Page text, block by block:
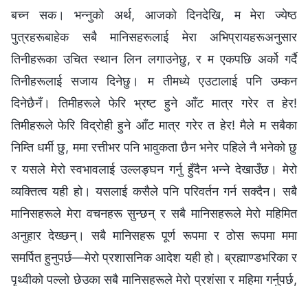
बच्न सक। भन्नुको अर्थ, आजको दिनदेखि, म मेरा ज्येष्ठ
पुत्रहरूबाहेक सबै मानिसहरूलाई मेरा अभिप्रायहरूअनुसार
तिनीहरूका उचित स्थान लिन लगाउनेछु, र म एकपछि अर्को गर्दै
तिनीहरूलाई सजाय दिनेछु। म तीमध्ये एउटालाई पनि उम्कन
दिनेछैनँ। तिमीहरूले फेरि भ्रष्ट हुने आँट मात्र गरेर त हेर!
तिमीहरूले फेरि विद्रोही हुने आँट मात्र गरेर त हेर! मैले म सबैका
निम्ति धर्मी छु, ममा रत्तीभर पनि भावुकता छैन भनेर पहिले नै भनेको छु
र यसले मेरो स्वभावलाई उल्‍लङ्घन गर्नु हुँदैन भन्‍ने देखाउँछ। मेरो
व्यक्तित्व यही हो। यसलाई कसैले पनि परिवर्तन गर्न सक्दैन। सबै
मानिसहरूले मेरा वचनहरू सुन्छन् र सबै मानिसहरूले मेरो महिमित
अनुहार देख्छन्। सबै मानिसहरू पूर्ण रूपमा र ठोस रूपमा ममा
समर्पित हुनुपर्छ—मेरो प्रशासनिक आदेश यही हो। ब्रह्माण्डभरिका र
पृथ्वीको पल्‍लो छेउका सबै मानिसहरूले मेरो प्रशंसा र महिमा गर्नुपर्छ,